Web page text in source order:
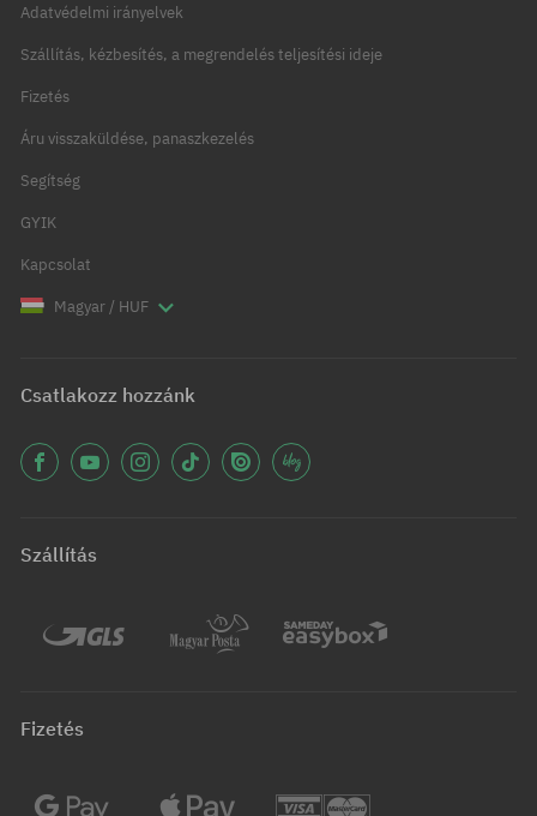
Adatvédelmi irányelvek
Szállítás, kézbesítés, a megrendelés teljesítési ideje
Fizetés
Áru visszaküldése, panaszkezelés
Segítség
GYIK
Kapcsolat
Magyar / HUF
Csatlakozz hozzánk
Szállítás
Fizetés